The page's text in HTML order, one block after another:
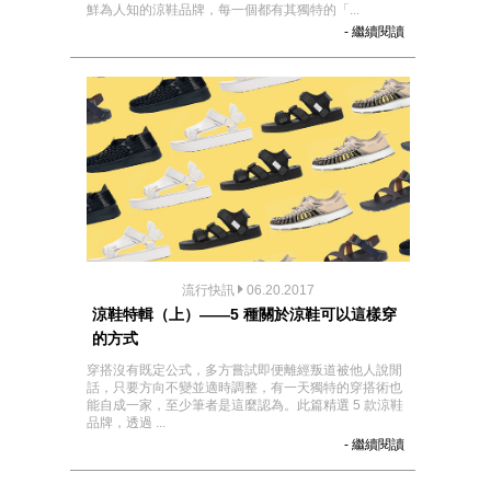
鮮為人知的涼鞋品牌，每一個都有其獨特的「...
- 繼續閱讀
流行快訊 06.20.2017
涼鞋特輯（上）——5 種關於涼鞋可以這樣穿
的方式
穿搭沒有既定公式，多方嘗試即便離經叛道被他人說閒
話，只要方向不變並適時調整，有一天獨特的穿搭術也
能自成一家，至少筆者是這麼認為。此篇精選 5 款涼鞋
品牌，透過 ...
- 繼續閱讀